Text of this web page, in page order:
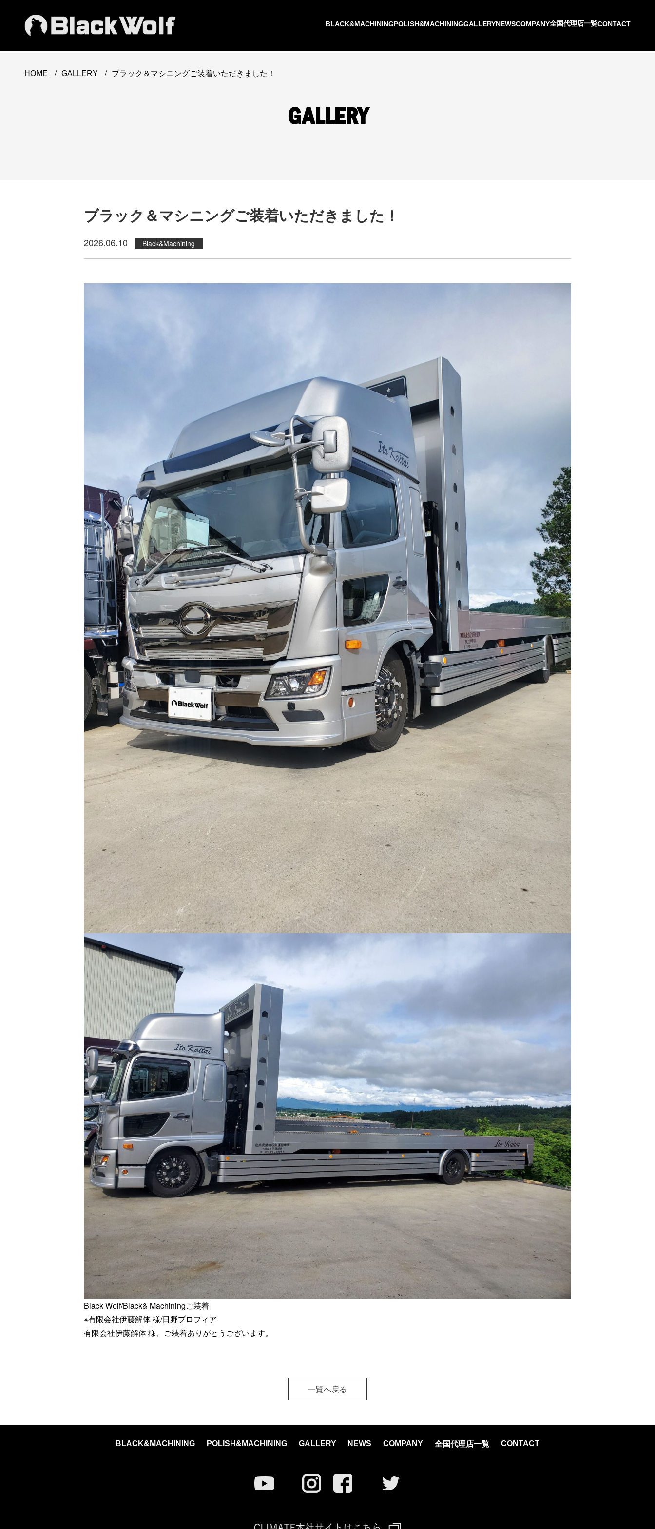
BLACK&MACHININGPOLISH&MACHININGGALLERYNEWSCOMPANY全国代理店一覧CONTACT
HOME / GALLERY / ブラック＆マシニングご装着いただきました！
GALLERY
ブラック＆マシニングご装着いただきました！
2026.06.10 Black&Machining
Black Wolf/Black& Machiningご装着
※有限会社伊藤解体 様/日野プロフィア
有限会社伊藤解体 様、ご装着ありがとうございます。
一覧へ戻る
BLACK&MACHINING POLISH&MACHINING GALLERY NEWS COMPANY 全国代理店一覧 CONTACT